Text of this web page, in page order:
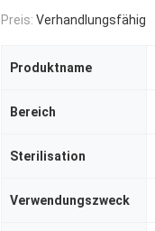
Preis: Verhandlungsfähig
Produktname
Bereich
Sterilisation
Verwendungszweck